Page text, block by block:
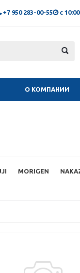
+7 950 283-00-55 с
О КОМПАНИИ
MORIGEN